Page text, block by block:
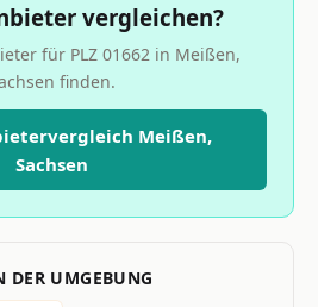
vergleichen?
für PLZ 01662 in Meißen,
finden.
Meißen,
Sachsen
DER UMGEBUNG